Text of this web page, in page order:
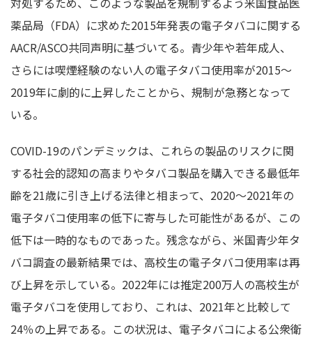
薬品局（FDA）に求めた2015年発表の電子タバコに関する
AACR/ASCO共同声明に基づいてる。青少年や若年成人、
さらには喫煙経験のない人の電子タバコ使用率が2015〜
2019年に劇的に上昇したことから、規制が急務となって
いる。
COVID-19のパンデミックは、これらの製品のリスクに関
する社会的認知の高まりやタバコ製品を購入できる最低年
齢を21歳に引き上げる法律と相まって、2020～2021年の
電子タバコ使用率の低下に寄与した可能性があるが、この
低下は一時的なものであった。残念ながら、米国青少年タ
バコ調査の最新結果では、高校生の電子タバコ使用率は再
び上昇を示している。2022年には推定200万人の高校生が
電子タバコを使用しており、これは、2021年と比較して
24％の上昇である。この状況は、電子タバコによる公衆衛